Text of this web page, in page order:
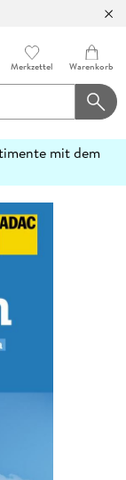
Merkzettel Warenkorb
mit dem